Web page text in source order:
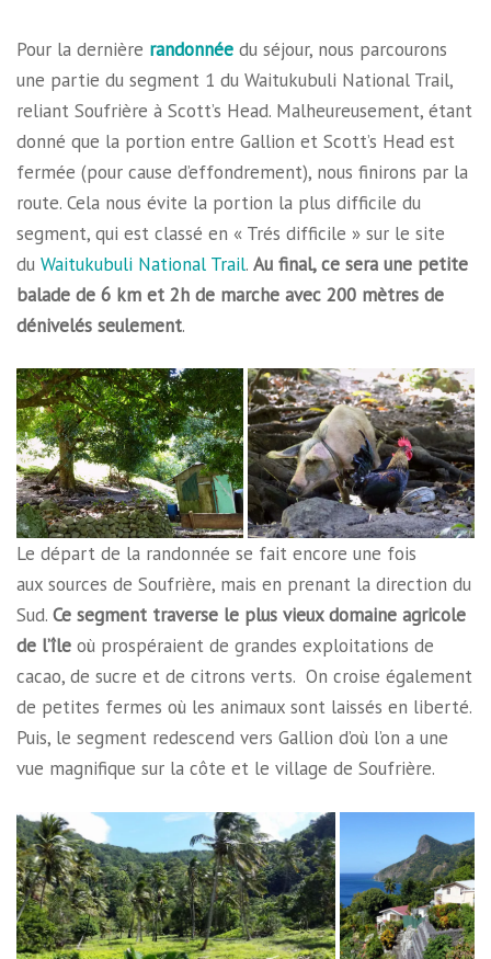
Pour la dernière randonnée du séjour, nous parcourons
une partie du segment 1 du Waitukubuli National Trail,
reliant Soufrière à Scott’s Head. Malheureusement, étant
donné que la portion entre Gallion et Scott’s Head est
fermée (pour cause d’effondrement), nous finirons par la
route. Cela nous évite la portion la plus difficile du
segment, qui est classé en « Trés difficile » sur le site
du Waitukubuli National Trail. Au final, ce sera une petite
balade de 6 km et 2h de marche avec 200 mètres de
dénivelés seulement.
Le départ de la randonnée se fait encore une fois
aux sources de Soufrière, mais en prenant la direction du
Sud. Ce segment traverse le plus vieux domaine agricole
de l’île où prospéraient de grandes exploitations de
cacao, de sucre et de citrons verts. On croise également
de petites fermes où les animaux sont laissés en liberté.
Puis, le segment redescend vers Gallion d’où l’on a une
vue magnifique sur la côte et le village de Soufrière.